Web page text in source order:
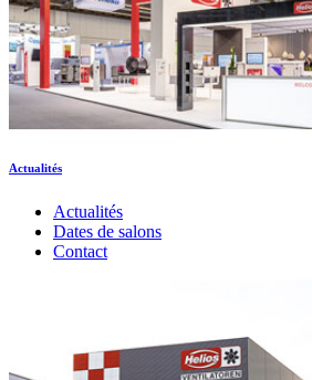
Actualités
Actualités
Dates de salons
Contact